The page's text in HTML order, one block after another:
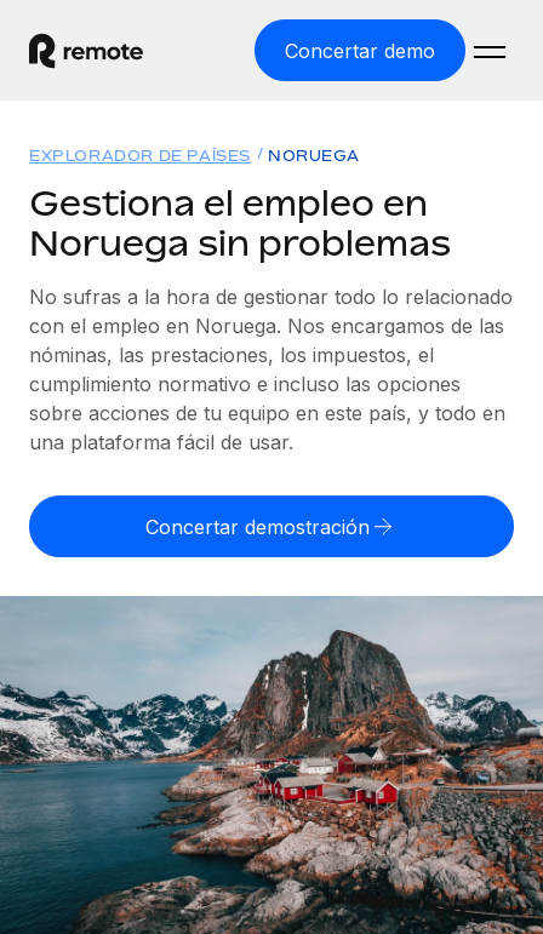
Concertar demo
EMPLEO GLOBAL
Nómina global
Gestiona las nóminas de forma sencilla y conforme a la
legalidad.
Employer of Record
Expándete en todo el mundo sin gastar en entidades.
cumpliendo la normativa.
Externaliza tareas laborales complejas.
INFRAESTRUCTURA
Conexión Remote
Integra los RR. HH. en tus flujos de trabajo sin
complicaciones.
Plataforma
Soluciones
COBERTURA MUNDIAL
Explorador de países
Consulta el soporte del empleo global según el país.
Explorador estatal de EE. UU.
Simplifica la contratación en todos los estados de EE.
Comparador de Remote
Compáranos con otras empresas.
Soluciones ágiles de RR. HH. globales y nóminas para
empresas en crecimiento.
Mediana empresa
Amplía tu equipo con soluciones de RR. HH.
personalizadas.
Empresa
RR. HH. globales para grandes empresas.
Recursos
HERRAMIENTAS Y CALCULADORAS
Calculadora del riesgo de clasificación errónea
Consulta el riesgo de clasificación errónea por país.
cualquier país.
APRENDIZAJE CON REMOTE
Guías y recursos
Casos prácticos
Glosario de RR. HH.
Listas de verificación y plantillas
Precios
English
Nederlands
Deutsch
Español
Italiano
Português (Portugal)
EXPLORADOR DE PAÍSES NORUEGA
Gestiona el empleo en
Noruega sin problemas
No sufras a la hora de gestionar todo lo relacionado
con el empleo en Noruega. Nos encargamos de las
nóminas, las prestaciones, los impuestos, el
cumplimiento normativo e incluso las opciones
sobre acciones de tu equipo en este país, y todo en
una plataforma fácil de usar.
Concertar demostración